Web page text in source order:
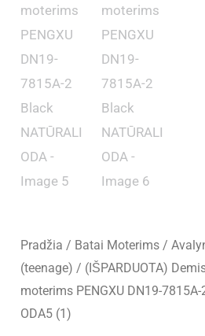
Pradžia / Batai Moterims /
(teenage) / (IŠPARDUOTA)
moterims PENGXU DN19-7815A-
ODA5 (1)